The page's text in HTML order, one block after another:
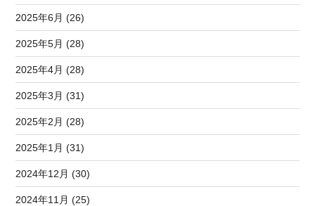
2025年6月 (26)
2025年5月 (28)
2025年4月 (28)
2025年3月 (31)
2025年2月 (28)
2025年1月 (31)
2024年12月 (30)
2024年11月 (25)